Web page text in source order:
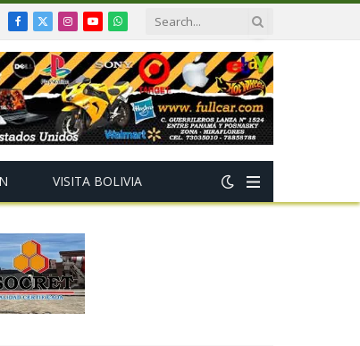
Facebook
X
(Twitter)
Instagram
YouTubeWhatsApp
VISITA BOLIVIA